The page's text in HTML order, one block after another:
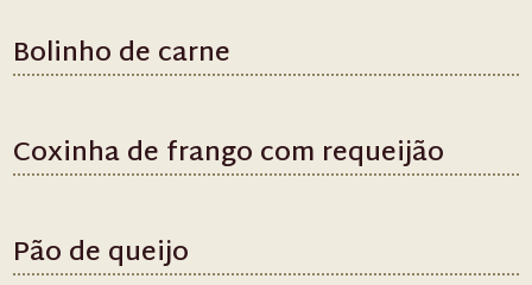
Bolinho de carne
Coxinha de frango com requeijão
Pão de queijo